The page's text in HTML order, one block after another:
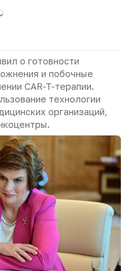
о готовности
и побочные
CAR-T-терапии.
технологии
организаций,